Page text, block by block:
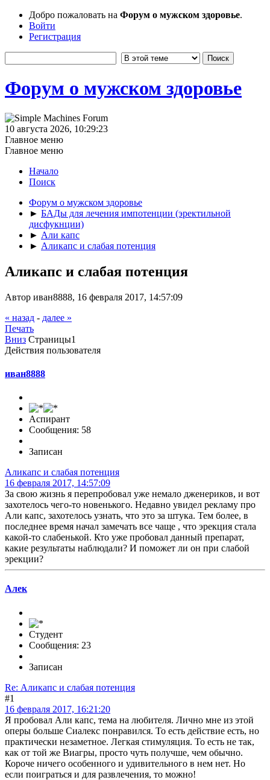
Добро пожаловать на Форум о мужском здоровье.
Войти
Регистрация
Форум о мужском здоровье
10 августа 2026, 10:29:23
Главное меню
Главное меню
Начало
Поиск
Форум о мужском здоровье
► БАДы для лечения импотенции (эректильной
дисфукнции)
► Али капс
► Аликапс и слабая потенция
Аликапс и слабая потенция
Автор иван8888, 16 февраля 2017, 14:57:09
« назад - далее »
Печать
Вниз Страницы1
Действия пользователя
иван8888
Аспирант
Сообщения: 58
Записан
Аликапс и слабая потенция
16 февраля 2017, 14:57:09
За свою жизнь я перепробовал уже немало дженериков, и вот
захотелось чего-то новенького. Недавно увидел рекламу про
Али капс, захотелось узнать, что это за штука. Тем более, в
последнее время начал замечать все чаще , что эрекция стала
какой-то слабенькой. Кто уже пробовал данный препарат,
какие результаты наблюдали? И поможет ли он при слабой
эрекции?
Алек
Студент
Сообщения: 23
Записан
Re: Аликапс и слабая потенция
#1
16 февраля 2017, 16:21:20
Я пробовал Али капс, тема на любителя. Лично мне из этой
оперы больше Сиалекс понравился. То есть действие есть, но
практически незаметное. Легкая стимуляция. То есть не так,
как от той же Виагры, просто чуть получше, чем обычно.
Короче ничего особенного и удивительного в нем нет. Но
если поиграться и для развлечения, то можно!